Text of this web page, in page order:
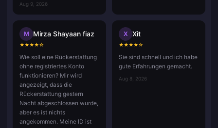
Aug 9, 2026
M Mirza Shayaan fiaz
★★★★☆
Wie soll eine Rückerstattung
ohne registriertes Konto
funktionieren? Mir wird
angezeigt, dass die
Rückerstattung gestern
Nacht abgeschlossen wurde,
aber es ist nichts
angekommen. Meine ID ist
X Xit
★★★★☆
Sie sind schnell und ich habe
gute Erfahrungen gemacht.
Aug 8, 2026